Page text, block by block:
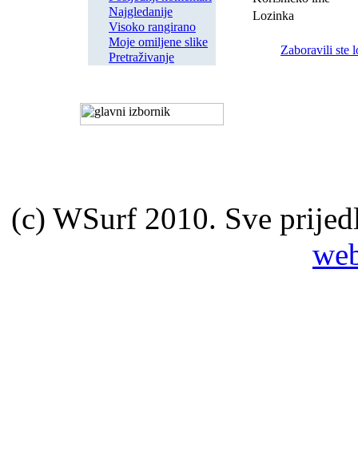
Najgledanije
Visoko rangirano
Moje omiljene slike
Pretraživanje
Lozinka
Zaboravili ste
(c) WSurf 2010. Sve